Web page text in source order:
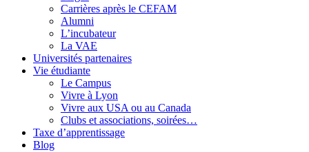
Carrières après le CEFAM
Alumni
L’incubateur
La VAE
Universités partenaires
Vie étudiante
Le Campus
Vivre à Lyon
Vivre aux USA ou au Canada
Clubs et associations, soirées…
Taxe d’apprentissage
Blog